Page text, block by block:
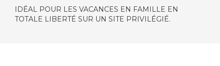
IDÉAL POUR LES VACANCES EN FAMILLE EN
TOTALE LIBERTÉ SUR UN SITE PRIVILÉGIÉ.